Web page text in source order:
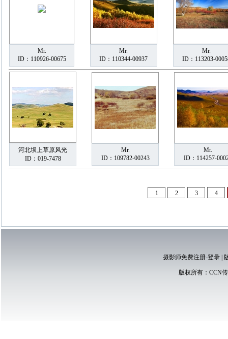
Mr.
ID：110926-00675
Mr.
ID：110344-00937
Mr.
ID：113203-
河北坝上草原风光
ID：019-7478
Mr.
ID：109782-00243
Mr.
ID：114257-
1 2 3 4
摄影师免费注册-登录|
版权所有： CCN